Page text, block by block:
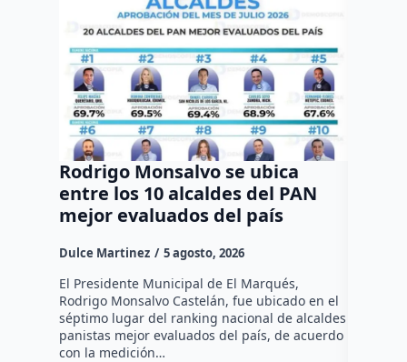
Rodrigo Monsalvo se ubica
entre los 10 alcaldes del PAN
mejor evaluados del país
Dulce Martinez 5 agosto, 2026
El Presidente Municipal de El Marqués,
Rodrigo Monsalvo Castelán, fue ubicado en el
séptimo lugar del ranking nacional de alcaldes
panistas mejor evaluados del país, de acuerdo
con la medición…